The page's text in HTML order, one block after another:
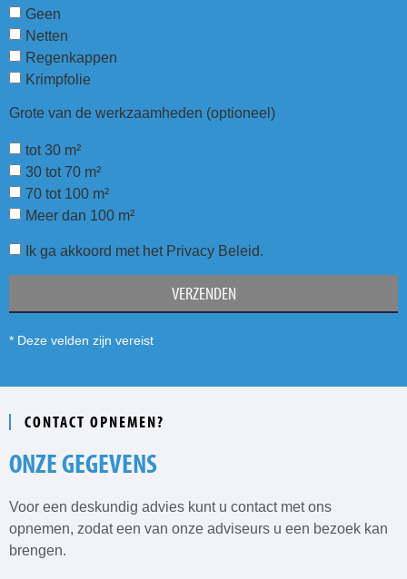
CONTACT OPNEMEN?
ONZE GEGEVENS
Voor een deskundig advies kunt u contact met ons
opnemen, zodat een van onze adviseurs u een bezoek kan
brengen.
Geen
Netten
Regenkappen
Krimpfolie
Grote van de werkzaamheden (optioneel)
tot 30 m²
30 tot 70 m²
70 tot 100 m²
Meer dan 100 m²
Ik ga akkoord met het Privacy Beleid.
VERZENDEN
* Deze velden zijn vereist